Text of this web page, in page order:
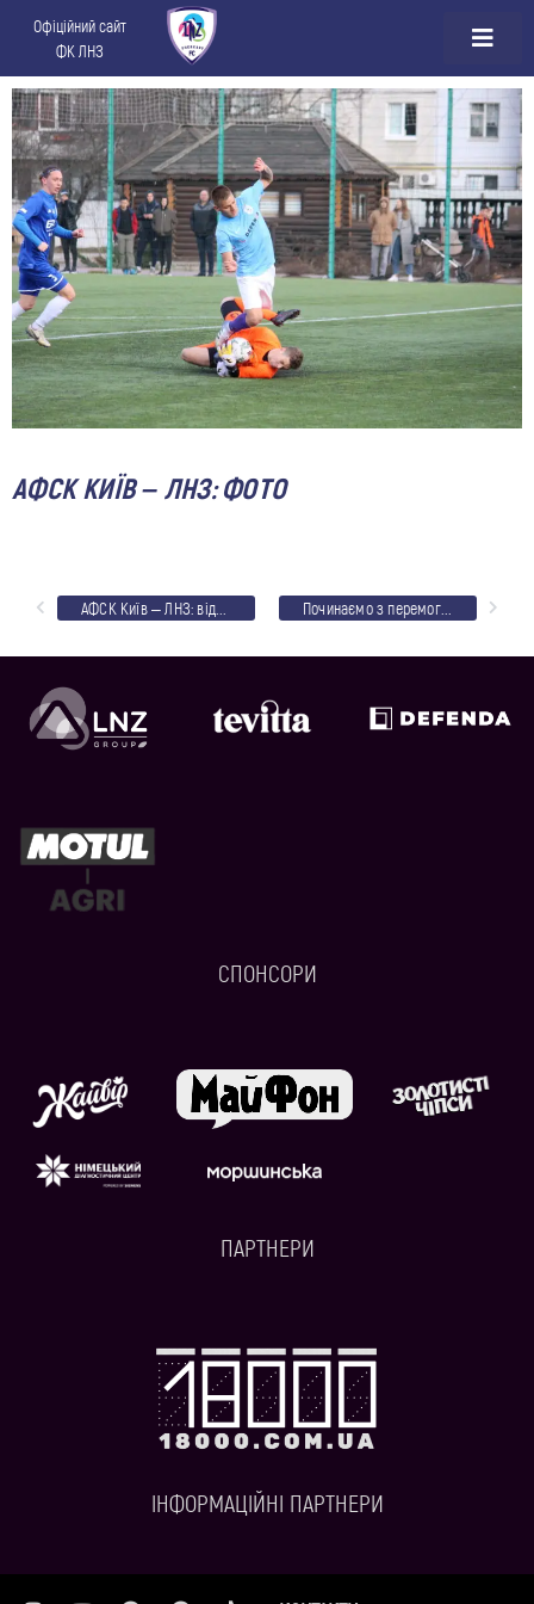
Офіційний сайт
ФК ЛНЗ
АФСК КИЇВ – ЛНЗ: ФОТО
Починаємо з перемоги 2021 рік
СПОНСОРИ
ПАРТНЕРИ
ІНФОРМАЦІЙНІ ПАРТНЕРИ